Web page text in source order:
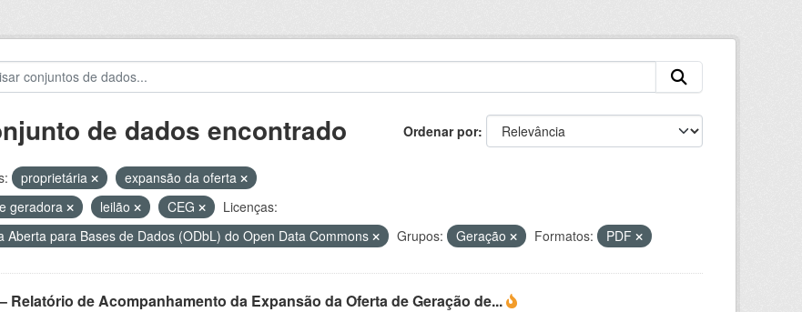
Ordenar por
de dados encontrado
proprietária
expansão da oferta
geradora
leilão CEG
Licenças:
Aberta para Bases de Dados (ODbL) do Open Data Commons
Grupos: Geração Formatos: PDF
Relatório de Acompanhamento da Expansão da Oferta de Geração de...